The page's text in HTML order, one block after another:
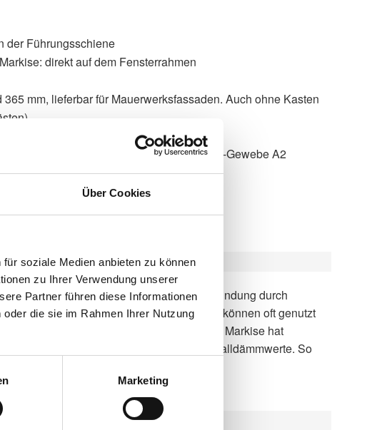
Über Cookies
soziale Medien anbieten zu können
zu Ihrer Verwendung unserer
Partner führen diese Informationen
die sie im Rahmen Ihrer Nutzung
Marketing
der Führungsschiene
direkt auf dem Fensterrahmen
mm, lieferbar für Mauerwerksfassaden. Auch ohne Kasten
bei Austausch der Fenster
Acryl, Twilight Pearl, WAREMA SecuTex-Gewebe A2